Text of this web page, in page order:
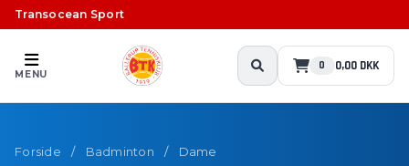
Transocean Sport
MENU
0 0,00 DKK
Forside / Badminton / Dame